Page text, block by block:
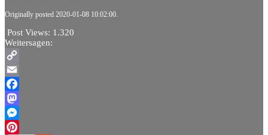
Originally posted 2020-01-08 10:02:00.
Post Views: 1.320
Weitersagen:
Copy
Link
Email
Facebook
Mastodon
Messenger